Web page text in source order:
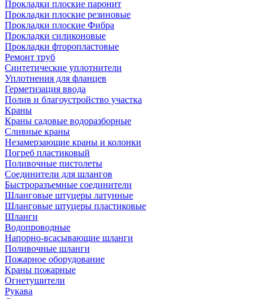
Прокладки плоские паронит
Прокладки плоские резиновые
Прокладки плоские Фибра
Прокладки силиконовые
Прокладки фторопластовые
Ремонт труб
Синтетические уплотнители
Уплотнения для фланцев
Герметизация ввода
Полив и благоустройство участка
Краны
Краны садовые водоразборные
Сливные краны
Незамерзающие краны и колонки
Погреб пластиковый
Поливочные пистолеты
Соединители для шлангов
Быстроразъемные соединители
Шланговые штуцеры латунные
Шланговые штуцеры пластиковые
Шланги
Водопроводные
Напорно-всасывающие шланги
Поливочные шланги
Пожарное оборудование
Краны пожарные
Огнетушители
Рукава